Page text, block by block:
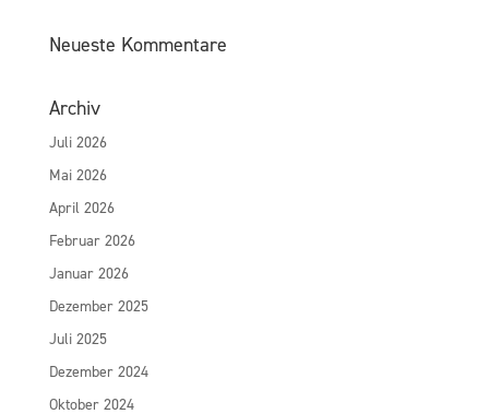
Neueste Kommentare
Archiv
Juli 2026
Mai 2026
April 2026
Februar 2026
Januar 2026
Dezember 2025
Juli 2025
Dezember 2024
Oktober 2024